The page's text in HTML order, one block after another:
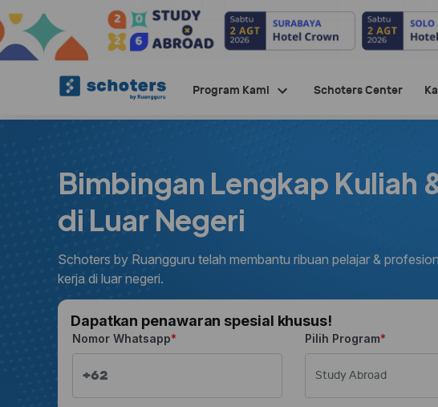
Program Kami Schoters Center
Bimbingan Lengkap Kuliah
di Luar Negeri
Schoters by Ruangguru telah membantu ribuan pelajar &
kerja di luar negeri.
Dapatkan penawaran spesial khusus!
Nomor Whatsapp
+62
Pilih Program
Study Abroad